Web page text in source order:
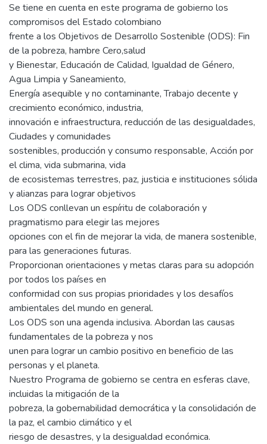
Se tiene en cuenta en este programa de gobierno los
compromisos del Estado colombiano
frente a los Objetivos de Desarrollo Sostenible (ODS): Fin
de la pobreza, hambre Cero,salud
y Bienestar, Educación de Calidad, Igualdad de Género,
Agua Limpia y Saneamiento,
Energía asequible y no contaminante, Trabajo decente y
crecimiento económico, industria,
innovación e infraestructura, reducción de las desigualdades,
Ciudades y comunidades
sostenibles, producción y consumo responsable, Acción por
el clima, vida submarina, vida
de ecosistemas terrestres, paz, justicia e instituciones sólida
y alianzas para lograr objetivos
Los ODS conllevan un espíritu de colaboración y
pragmatismo para elegir las mejores
opciones con el fin de mejorar la vida, de manera sostenible,
para las generaciones futuras.
Proporcionan orientaciones y metas claras para su adopción
por todos los países en
conformidad con sus propias prioridades y los desafíos
ambientales del mundo en general.
Los ODS son una agenda inclusiva. Abordan las causas
fundamentales de la pobreza y nos
unen para lograr un cambio positivo en beneficio de las
personas y el planeta.
Nuestro Programa de gobierno se centra en esferas clave,
incluidas la mitigación de la
pobreza, la gobernabilidad democrática y la consolidación de
la paz, el cambio climático y el
riesgo de desastres, y la desigualdad económica.